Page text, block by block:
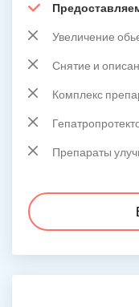
Увеличение
Снятие и
Комплекс
Препараты